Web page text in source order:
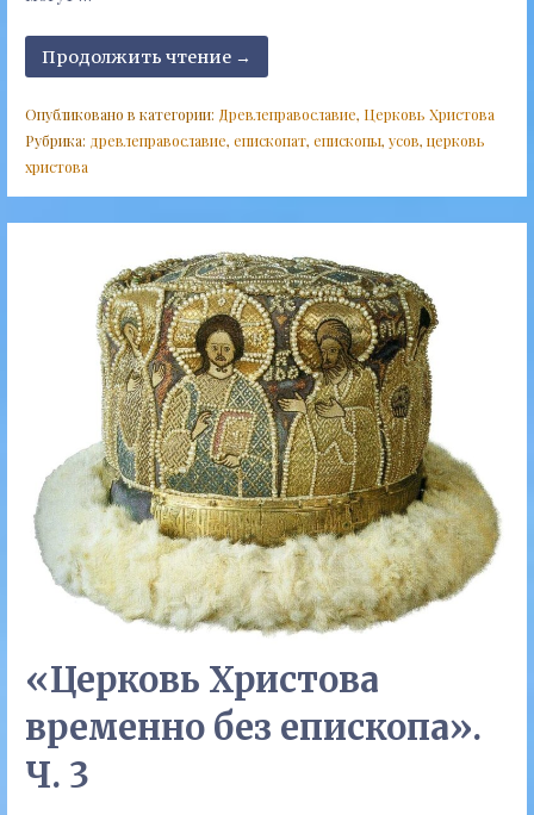
Продолжить чтение →
Опубликовано в категории: Древлеправославие, Церковь Христова
Рубрика: древлеправославие, епископат, епископы, усов, церковь
христова
«Церковь Христова
временно без епископа».
Ч. 3